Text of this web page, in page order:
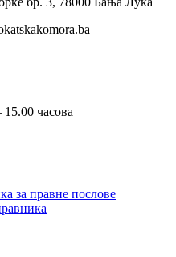
часова
за правне послове